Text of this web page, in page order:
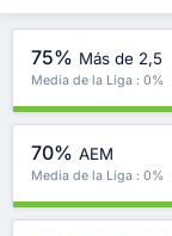
75% Más de 2,5
Media de la Liga : 0%
70% AEM
Media de la Liga : 0%